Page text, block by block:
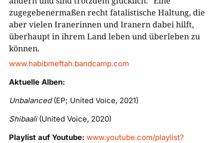
zugegebenermaßen recht fatalistische Haltung, die
aber vielen Iranerinnen und Iranern dabei hilft,
überhaupt in ihrem Land leben und überleben zu
können.
www.habibmeftah.bandcamp.com
Aktuelle Alben:
Unbalanced(EP; United Voice, 2021)
Shibaali(United Voice, 2020)
Playlist auf Youtube: www.youtube.com/playlist?